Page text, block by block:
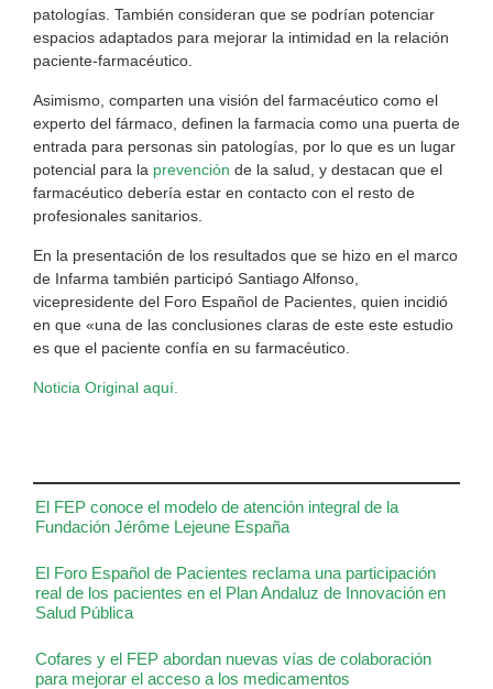
El FEP conoce el modelo de atención integral de la
Fundación Jérôme Lejeune España
El Foro Español de Pacientes reclama una participación
real de los pacientes en el Plan Andaluz de Innovación en
Salud Pública
Cofares y el FEP abordan nuevas vías de colaboración
para mejorar el acceso a los medicamentos
patologías. También consideran que se podrían potenciar
espacios adaptados para mejorar la intimidad en la relación
paciente-farmacéutico.
Asimismo, comparten una visión del farmacéutico como el
experto del fármaco, definen la farmacia como una puerta de
entrada para personas sin patologías, por lo que es un lugar
potencial para la prevención de la salud, y destacan que el
farmacéutico debería estar en contacto con el resto de
profesionales sanitarios.
En la presentación de los resultados que se hizo en el marco
de Infarma también participó Santiago Alfonso,
vicepresidente del Foro Español de Pacientes, quien incidió
en que «una de las conclusiones claras de este este estudio
es que el paciente confía en su farmacéutico.
Noticia Original aquí.